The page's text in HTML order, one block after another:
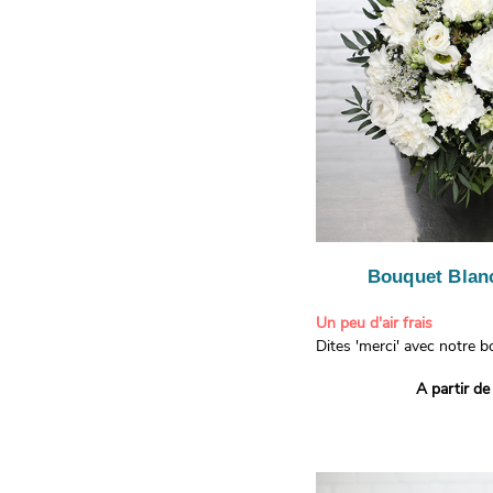
Bouquet
Un peu d'air frais
Dites 'merci' avec notre
de limonium blanc, ce
A partir